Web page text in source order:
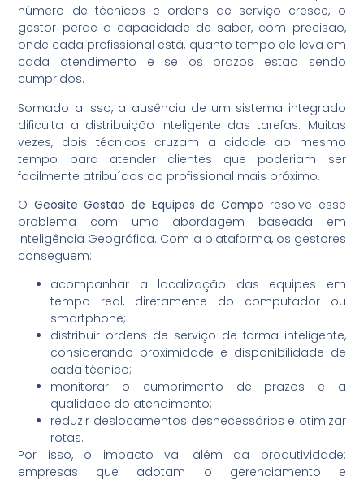
número de técnicos e ordens de serviço cresce, o
gestor perde a capacidade de saber, com precisão,
onde cada profissional está, quanto tempo ele leva em
cada atendimento e se os prazos estão sendo
cumpridos.
Somado a isso, a ausência de um sistema integrado
dificulta a distribuição inteligente das tarefas. Muitas
vezes, dois técnicos cruzam a cidade ao mesmo
tempo para atender clientes que poderiam ser
facilmente atribuídos ao profissional mais próximo.
O Geosite Gestão de Equipes de Campo resolve esse
problema com uma abordagem baseada em
Inteligência Geográfica. Com a plataforma, os gestores
conseguem:
acompanhar a localização das equipes em
tempo real, diretamente do computador ou
smartphone;
distribuir ordens de serviço de forma inteligente,
considerando proximidade e disponibilidade de
cada técnico;
monitorar o cumprimento de prazos e a
qualidade do atendimento;
reduzir deslocamentos desnecessários e otimizar
rotas.
Por isso, o impacto vai além da produtividade:
empresas que adotam o gerenciamento e